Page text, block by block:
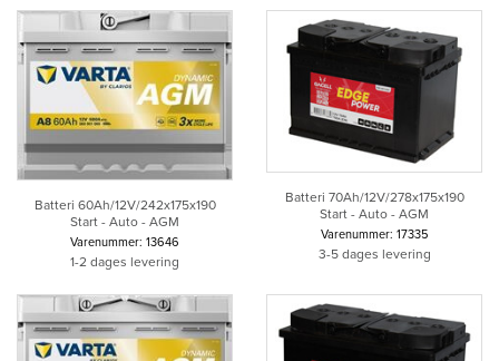
Batteri 60Ah/12V/242x175x190
Start - Auto - AGM
Varenummer: 13646
1-2 dages levering
Batteri 70Ah/12V/278x175x190
Start - Auto - AGM
Varenummer: 17335
3-5 dages levering